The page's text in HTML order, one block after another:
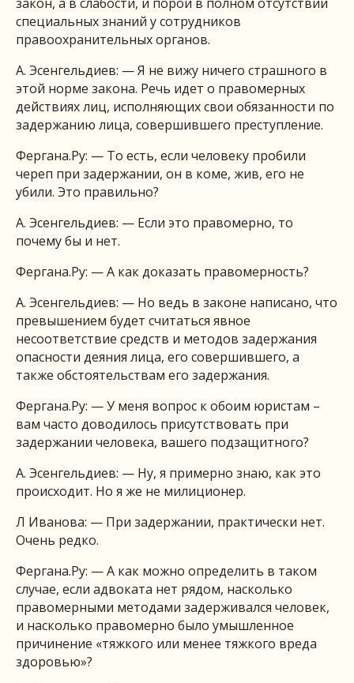
специальных знаний у сотрудников
правоохранительных органов.
А. Эсенгельдиев: — Я не вижу ничего страшного в
этой норме закона. Речь идет о правомерных
действиях лиц, исполняющих свои обязанности по
задержанию лица, совершившего преступление.
Фергана.Ру: — То есть, если человеку пробили
череп при задержании, он в коме, жив, его не
убили. Это правильно?
А. Эсенгельдиев: — Если это правомерно, то
почему бы и нет.
Фергана.Ру: — А как доказать правомерность?
А. Эсенгельдиев: — Но ведь в законе написано, что
превышением будет считаться явное
несоответствие средств и методов задержания
опасности деяния лица, его совершившего, а
также обстоятельствам его задержания.
Фергана.Ру: — У меня вопрос к обоим юристам –
вам часто доводилось присутствовать при
задержании человека, вашего подзащитного?
А. Эсенгельдиев: — Ну, я примерно знаю, как это
происходит. Но я же не милиционер.
Л Иванова: — При задержании, практически нет.
Очень редко.
Фергана.Ру: — А как можно определить в таком
случае, если адвоката нет рядом, насколько
правомерными методами задерживался человек,
и насколько правомерно было умышленное
причинение «тяжкого или менее тяжкого вреда
здоровью»?